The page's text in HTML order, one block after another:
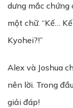
dưng mắc chứng
một chữ. “Kế…
Kyohei?!”
Alex và Joshua
nên lời. Trong
giải đáp!